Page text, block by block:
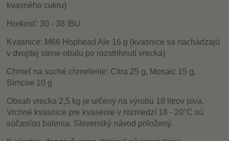
kvasného cukru)
Horkosť: 30 - 38 IBU
Kvasnice: M66 Hophead Ale 16 g (kvasnice sa nachádzajú
v dvojitej stene obalu po rozstrihnutí vrecka)
Chmeľ na suché chmelenie: Citra 25 g, Mosaic 15 g,
Simcoe 10 g
Obsah vrecka 2,5 kg je určený na výrobu 18 litrov piva.
Vrchné kvasnice pre kvasenie v rozmedzí 18 - 20°C sú
súčasťou balenia. Slovenský návod priložený.